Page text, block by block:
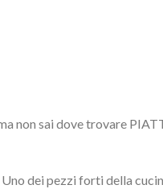
ma non sai dove trovare
Uno dei pezzi forti della